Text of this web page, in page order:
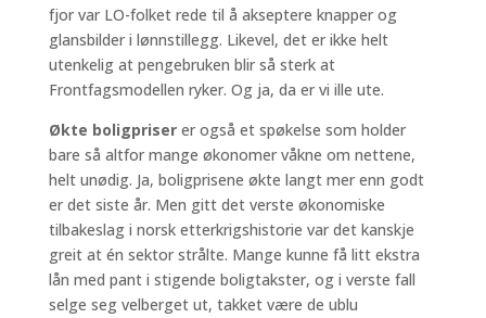
fjor var LO-folket rede til å akseptere knapper og
glansbilder i lønnstillegg. Likevel, det er ikke helt
utenkelig at pengebruken blir så sterk at
Frontfagsmodellen ryker. Og ja, da er vi ille ute.
Økte boligpriserer også et spøkelse som holder
bare så altfor mange økonomer våkne om nettene,
helt unødig. Ja, boligprisene økte langt mer enn godt
er det siste år. Men gitt det verste økonomiske
tilbakeslag i norsk etterkrigshistorie var det kanskje
greit at én sektor strålte. Mange kunne få litt ekstra
lån med pant i stigende boligtakster, og i verste fall
selge seg velberget ut, takket være de ublu